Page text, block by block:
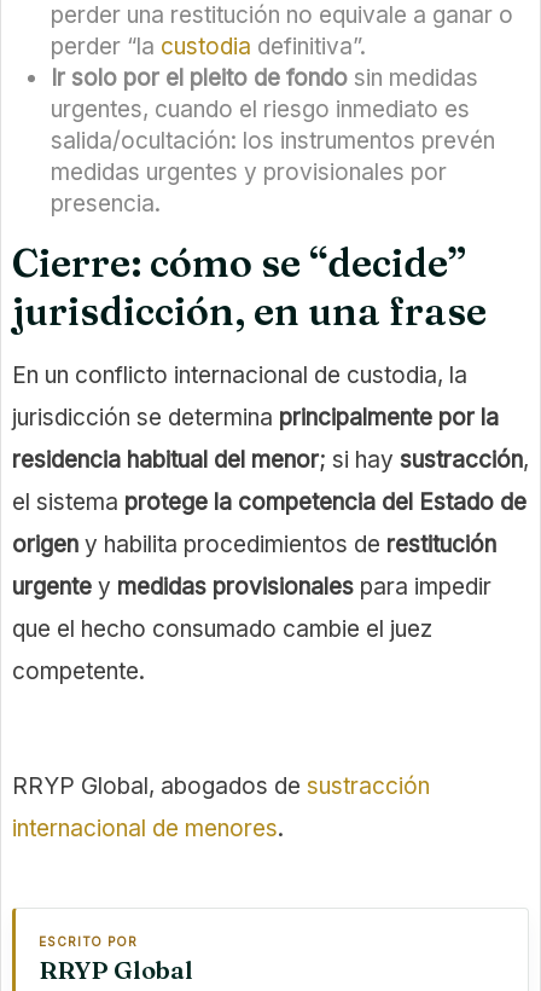
perder una restitución no equivale a ganar o
perder “la custodia definitiva”.
Ir solo por el pleito de fondo sin medidas
urgentes, cuando el riesgo inmediato es
salida/ocultación: los instrumentos prevén
medidas urgentes y provisionales por
presencia.
Cierre: cómo se “decide”
jurisdicción, en una frase
En un conflicto internacional de custodia, la
jurisdicción se determina principalmente por la
residencia habitual del menor; si hay sustracción,
el sistema protege la competencia del Estado de
origen y habilita procedimientos de restitución
urgente y medidas provisionales para impedir
que el hecho consumado cambie el juez
competente.
RRYP Global, abogados de sustracción
internacional de menores.
ESCRITO POR
RRYP Global